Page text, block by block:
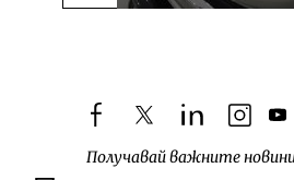
Следваща новина
facebooktwitterlinkedin
Получавай важните